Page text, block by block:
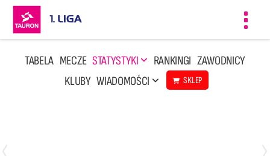
TABELA MECZE STATYSTYKI RANKINGI ZAWODNICY
KLUBY WIADOMOŚCI SKLEP